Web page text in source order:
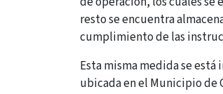
resto se encuentra
cumplimiento de las
Esta misma medida se
ubicada en el Municipio de